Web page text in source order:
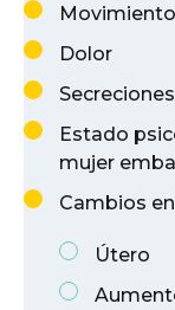
Dolor
Secreciones
Estado
mujer
Cambios
Útero